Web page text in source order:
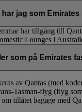
jag som
har tillgång till
Lounges i
som på Emirates
av Qantas (med
Tasman-flyg (flyg
tillåtet bagage med